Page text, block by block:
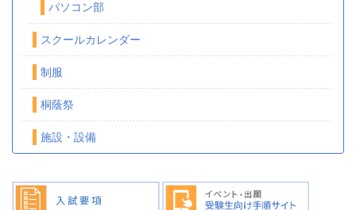
パソコン部
スクールカレンダー
制服
桐蔭祭
施設・設備